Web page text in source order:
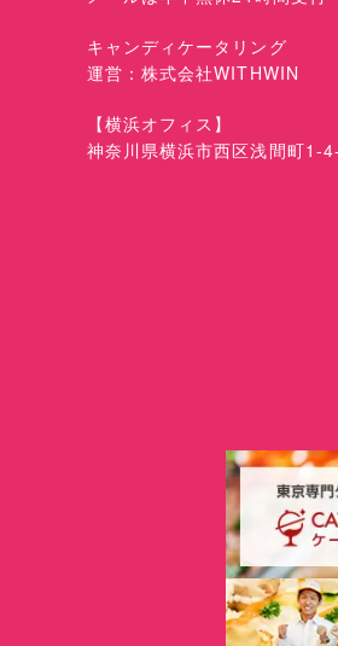
キャンディケータリング
運営：株式会社WITHWIN
【横浜オフィス】
神奈川県横浜市西区浅間町1-